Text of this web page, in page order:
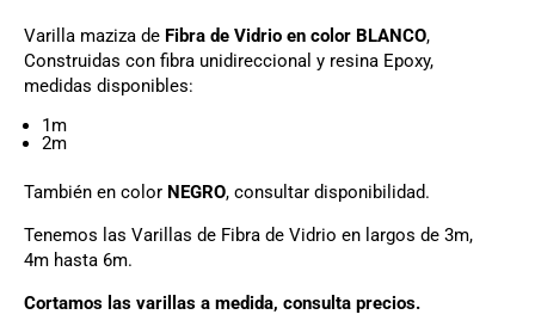
18mm
cantidad
Varilla maziza de Fibra de Vidrio en color BLANCO,
Construidas con fibra unidireccional y resina Epoxy,
medidas disponibles:
1m
2m
También en color NEGRO, consultar disponibilidad.
Tenemos las Varillas de Fibra de Vidrio en largos de 3m,
4m hasta 6m.
Cortamos las varillas a medida, consulta precios.